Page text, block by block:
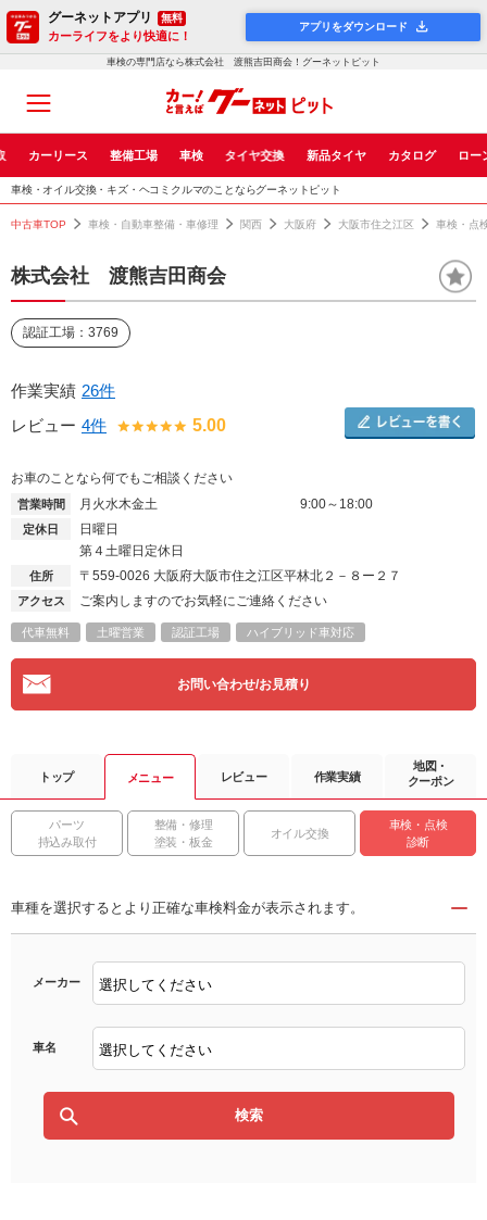
グーネットアプリ 無料
カーライフをより快適に！
アプリをダウンロード
車検の専門店なら株式会社 渡熊吉田商会！グーネットピット
カーリース 整備工場 車検 タイヤ交換 新品タイヤ カタログ ロー
車検・オイル交換・キズ・ヘコミクルマのことならグーネットピット
中古車TOP 車検・自動車整備・車修理 関西 大阪府 大阪市住之江区 車検・点
株式会社 渡熊吉田商会
認証工場：3769
作業実績 26件
レビュー 4件 5.00
お車のことなら何でもご相談ください
営業時間 月火水木金土 9:00～18:00
定休日
日曜日
第４土曜日定休日
住所 〒559-0026 大阪府大阪市住之江区平林北２－８ー２７
アクセス ご案内しますのでお気軽にご連絡ください
代車無料 土曜営業 認証工場 ハイブリッド車対応
お問い合わせ/お見積り
トップ メニュー レビュー 作業実績
地図・
クーポン
パーツ
持込み取付
整備・修理
塗装・板金
オイル交換
車検・点検
診断
車種を選択するとより正確な車検料金が表示されます。
メーカー
車名